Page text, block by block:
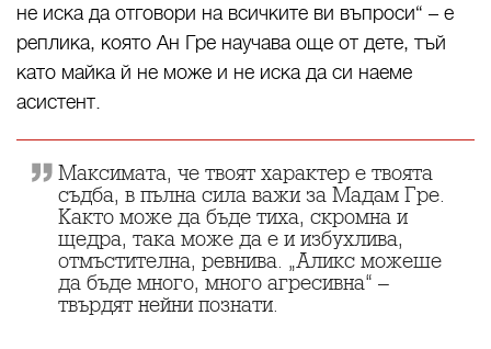
не иска да отговори на всичките ви въпроси“ – е
реплика, която Ан Гре научава още от дете, тъй
като майка й не може и не иска да си наеме
асистент.
Максимата, че твоят характер е твоята
съдба, в пълна сила важи за Мадам Гре.
Както може да бъде тиха, скромна и
щедра, така може да е и избухлива,
отмъстителна, ревнива. „Аликс можеше
да бъде много, много агресивна“ –
твърдят нейни познати.